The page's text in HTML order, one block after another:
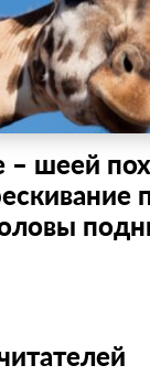
– шеей